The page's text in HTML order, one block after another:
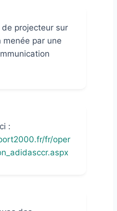
projecteur sur
menée par une
:
fr/oper